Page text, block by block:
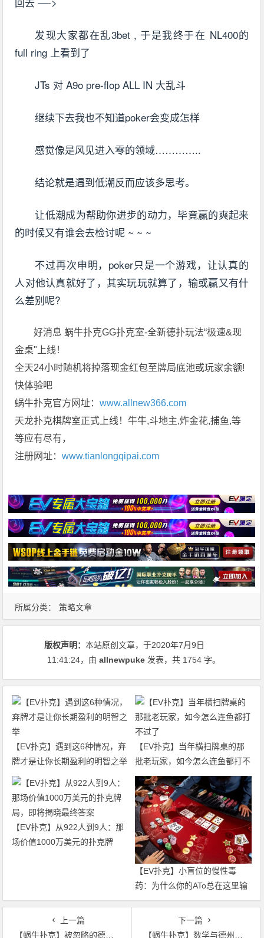
发现大家都在乱3bet , 于是我终于在 NL400的
full ring 上看到了
JTs 对 A9o pre-flop ALL IN 大乱斗
继续下去我也不知道poker会变成怎样
感觉像是风见进入零的领域…………..
结论就是遇到低潮反而应该多思考。
让低潮成为帮助你进步的动力，毕竟赢的爽起来
的时候又有谁会去检讨呢 ~ ~ ~
不过再次申明，poker只是一个游戏，让认真的
人对他认真就好了，其实玩玩就算了，输或赢又有什
么差别呢?
好消息 蜗牛扑克GG扑克室-全新德扑玩法“极速&现
金桌"上线！
全天24小时随机将掉落现金红包至牌局底池或玩家余额!
快体验吧
蜗牛扑克官方网址：www.allnew366.com
天龙扑克棋牌室正式上线！牛牛,斗地主,炸金花,捕鱼,等
等应有尽有，
注册网址：www.tianlongqipai.com
所属分类： 策略文章
版权声明：本站原创文章，于2020年7月9日
11:41:24，由allnewpuke 发表，共 1754 字。
【EV扑克】遇到这6种情况，弃
牌才是让你长期盈利的明智之举
【EV扑克】当年横扫牌桌的那
批老玩家，如今怎么连鱼都打不
过了
【EV扑克】从922人到9人：那
场价值1000万美元的扑克牌
【EV扑克】小盲位的慢性毒
药：为什么你的ATo总在这里输
钱？
上一篇
【蜗牛扑克】被忽略的德州扑克细节-底池量变动
下一篇
【蜗牛扑克】数学与德州扑克的关系